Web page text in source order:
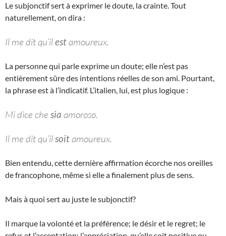
Le subjonctif sert à exprimer le doute, la crainte. Tout
naturellement, on dira :
Il me dit qu’ilestamoureux.
La personne qui parle exprime un doute; elle n’est pas
entièrement sûre des intentions réelles de son ami. Pourtant,
la phrase est à l’indicatif. L’italien, lui, est plus logique :
Mi dice che sia amoroso.
Il me dit qu’ilsoitamoureux.
Bien entendu, cette dernière affirmation écorche nos oreilles
de francophone, même si elle a finalement plus de sens.
Mais à quoi sert au juste le subjonctif?
Il marque la volonté et la préférence; le désir et le regret; le